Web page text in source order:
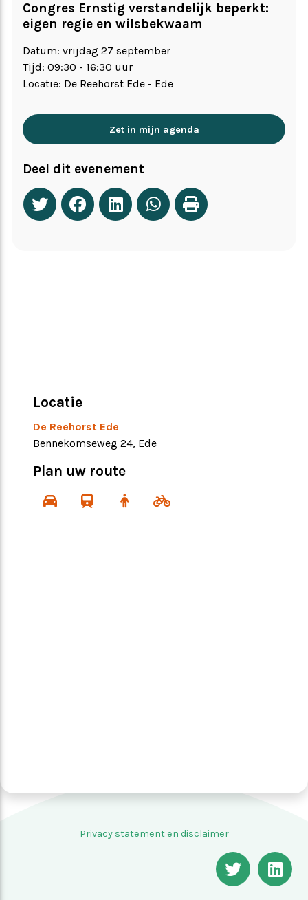
Congres Ernstig verstandelijk beperkt:
eigen regie en wilsbekwaam
Datum: vrijdag 27 september
Tijd: 09:30 - 16:30 uur
Locatie: De Reehorst Ede - Ede
Zet in mijn agenda
Deel dit evenement
Locatie
De Reehorst Ede
Bennekomseweg 24, Ede
Plan uw route
Privacy statement en disclaimer